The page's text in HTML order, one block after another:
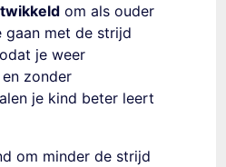
om als ouder
gaan met de strijd
je weer
zonder
je kind beter leert
om minder de strijd